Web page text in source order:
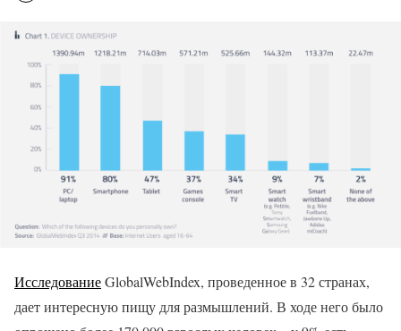
ИсследованиеGlobalWebIndex, проведенное в 32 странах,
дает интересную пищу для размышлений. В ходе него было